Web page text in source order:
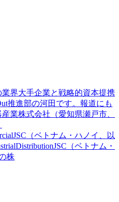
界大手企業と戦略的資本提携
推進部の河田です。報道にも
業株式会社（愛知県瀬戸市、
（ベトナム・ハノイ、以
（ベトナム・
株